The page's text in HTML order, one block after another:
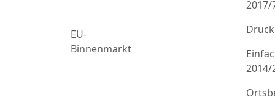
EU-
Binnenmarkt
2017/
2014/